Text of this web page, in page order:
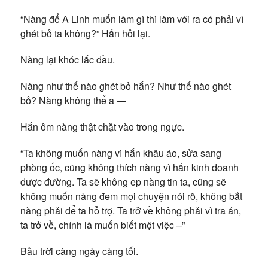
“Nàng để A Linh muốn làm gì thì làm với ra có phải vì
ghét bỏ ta không?” Hắn hỏi lại.
Nàng lại khóc lắc đầu.
Nàng như thế nào ghét bỏ hắn? Như thế nào ghét
bỏ? Nàng không thể a —
Hắn ôm nàng thật chặt vào trong ngực.
“Ta không muốn nàng vì hắn khâu áo, sửa sang
phòng ốc, cũng không thích nàng vì hắn kinh doanh
dược đường. Ta sẽ không ep nàng tin ta, cũng sẽ
không muốn nàng đem mọi chuyện nói rõ, không bắt
nàng phải để ta hỗ trợ. Ta trở về không phải vì tra án,
ta trở về, chính là muốn biết một việc –”
Bầu trời càng ngày càng tối.